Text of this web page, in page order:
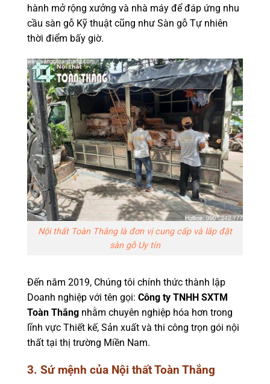
hành mở rộng xưởng và nhà máy để đáp ứng nhu
cầu sàn gỗ Kỹ thuật cũng như Sàn gỗ Tự nhiên
thời điểm bấy giờ.
Nội thất Toàn Thắng là đơn vị cung cấp và lắp đặt
sàn gỗ Uy tín
Đến năm 2019, Chúng tôi chính thức thành lập
Doanh nghiệp với tên gọi: Công ty TNHH SXTM
Toàn Thắng nhằm chuyên nghiệp hóa hơn trong
lĩnh vực Thiết kế, Sản xuất và thi công trọn gói nội
thất tại thị trường Miền Nam.
3. Sứ mệnh của Nội thất Toàn Thắng